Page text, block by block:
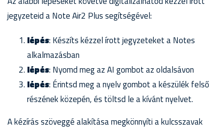
jegyzeteid a Note Air2 Plus segítségével:
lépés: Készíts kézzel írott jegyzeteket a Notes
alkalmazásban
lépés: Nyomd meg az AI gombot az oldalsávon
lépés: Érintsd meg a nyelv gombot a készülék felső
részének közepén, és töltsd le a kívánt nyelvet.
A kézírás szöveggé alakítása megkönnyíti a kulcsszavak